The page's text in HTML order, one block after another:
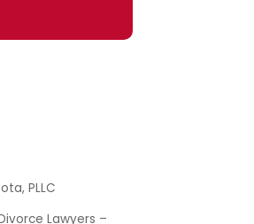
PLLC
Lawyers –